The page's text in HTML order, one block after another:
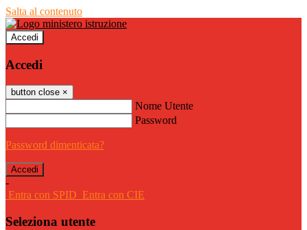
Salta al contenuto
Accedi
Accedi
button close ×
Nome Utente
Password
Password dimenticata?
-
Entra con SPID Entra con CIE
Seleziona utente